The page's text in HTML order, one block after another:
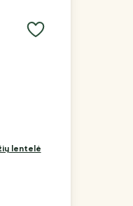
lentelė